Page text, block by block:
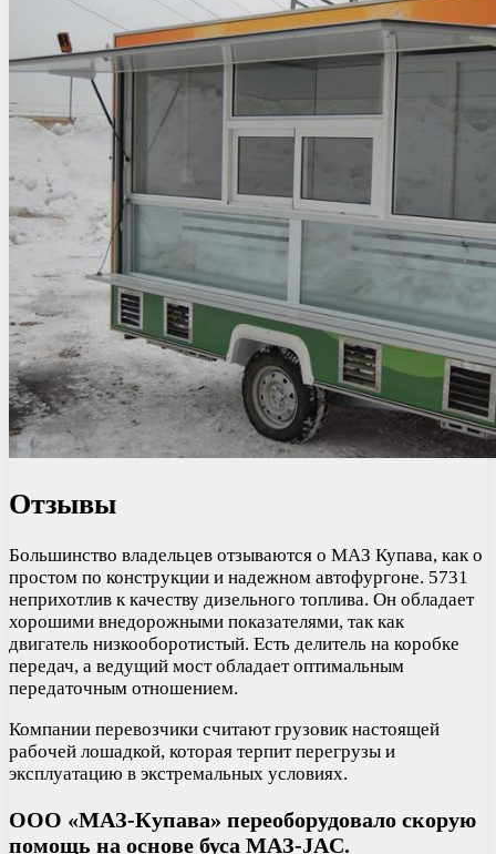
Отзывы
Большинство владельцев отзываются о МАЗ Купава, как о
простом по конструкции и надежном автофургоне. 5731
неприхотлив к качеству дизельного топлива. Он обладает
хорошими внедорожными показателями, так как
двигатель низкооборотистый. Есть делитель на коробке
передач, а ведущий мост обладает оптимальным
передаточным отношением.
Компании перевозчики считают грузовик настоящей
рабочей лошадкой, которая терпит перегрузы и
эксплуатацию в экстремальных условиях.
ООО «МАЗ-Купава» переоборудовало скорую
помощь на основе буса МАЗ-JAC.